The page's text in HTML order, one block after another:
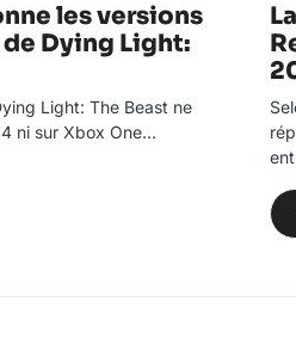
les versions
de Dying Light:
Light: The Beast ne
ni sur Xbox One…